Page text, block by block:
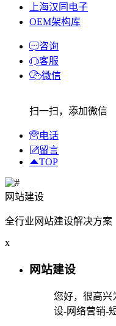
上海汉同电子
OEM架构库
咨询
客服
微信
扫一扫，添加微信
电话
留言
TOP
网站建设
全行业网站建设解决方案
x
网站建设
您好，很高兴
设-网络营销-